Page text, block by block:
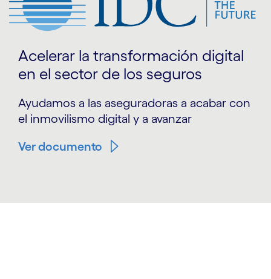
Acelerar la transformación digital
en el sector de los seguros
Ayudamos a las aseguradoras a acabar con
el inmovilismo digital y a avanzar
Ver documento